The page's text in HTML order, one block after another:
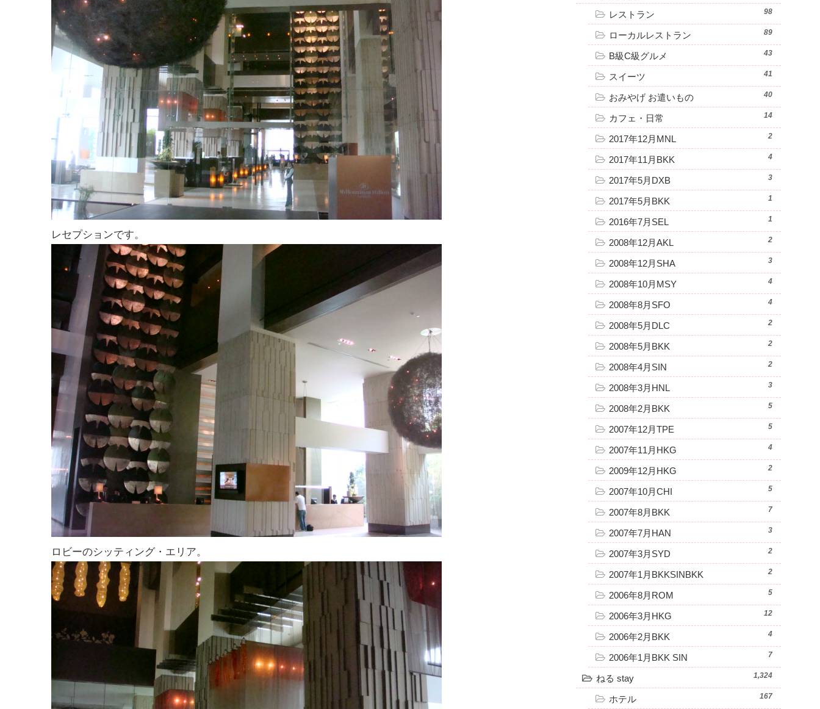
レセプションです。
ロビーのシッティング・エリア。
レストラン 98
ローカルレストラン 89
B級C級グルメ 43
スイーツ 41
おみやげ お遣いもの 40
カフェ・日常 14
2017年12月MNL 2
2017年11月BKK 4
2017年5月DXB 3
2017年5月BKK 1
2016年7月SEL 1
2008年12月AKL 2
2008年12月SHA 3
2008年10月MSY 4
2008年8月SFO 4
2008年5月DLC 2
2008年5月BKK 2
2008年4月SIN 2
2008年3月HNL 3
2008年2月BKK 5
2007年12月TPE 5
2007年11月HKG 4
2009年12月HKG 2
2007年10月CHI 5
2007年8月BKK 7
2007年7月HAN 3
2007年3月SYD 2
2007年1月BKKSINBKK 2
2006年8月ROM 5
2006年3月HKG 12
2006年2月BKK 4
2006年1月BKK SIN 7
ねる stay 1,324
ホテル 167